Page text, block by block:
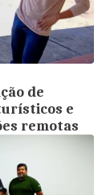
de
e
remotas